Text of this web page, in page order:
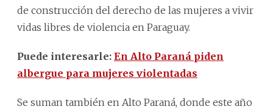
de construcción del derecho de las mujeres a vivir
vidas libres de violencia en Paraguay.
Puede interesarle: En Alto Paraná piden
albergue para mujeres violentadas
Se suman también en Alto Paraná, donde este año